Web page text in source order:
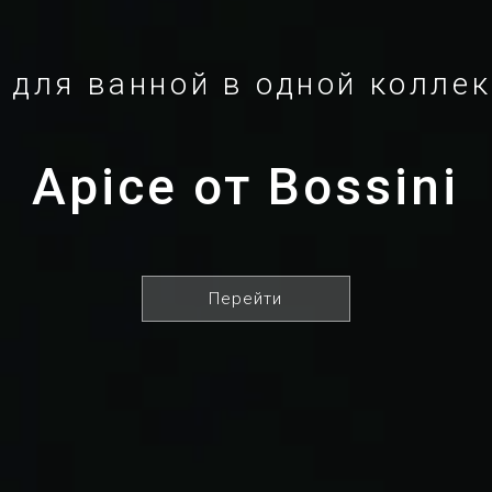
для ванной в одной
Apice от Bossini
Перейти